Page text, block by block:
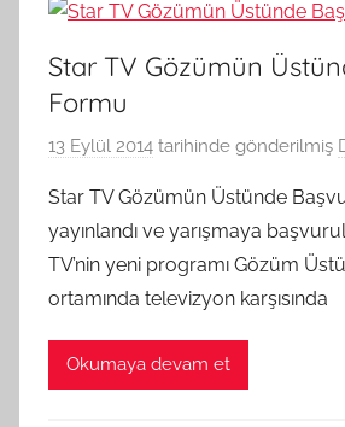
Star TV Gözümün
Formu
13 Eylül 2014 tarihinde gönderilmiş
Star TV Gözümün Üstünde
yayınlandı ve yarışmaya
TV’nin yeni programı Gözüm
ortamında televizyon karşısında
Okumaya devam et